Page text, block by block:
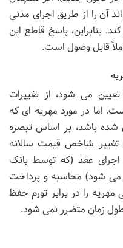
آن را از طریق اجرای مدنی
بنابراین، پاسخ قاطع این
می شود، از تغییرات
اما در مورد مهریه ای که
شده باشد، بر اساس تبصره
با تغییر شاخص قیمت سالانه
عقد (که توسط بانک
می شود) محاسبه و پرداخت
را در برابر تورم حفظ
زمان متضرر نمی شود.